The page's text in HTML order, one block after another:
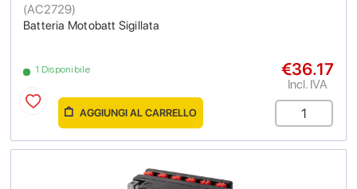
Batteria Motobatt Sigillata
(AC2729)
1 Disponibile €36.17
Incl. IVA
AGGIUNGI AL CARRELLO